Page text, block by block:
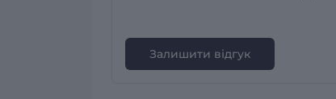
Залишити відгук